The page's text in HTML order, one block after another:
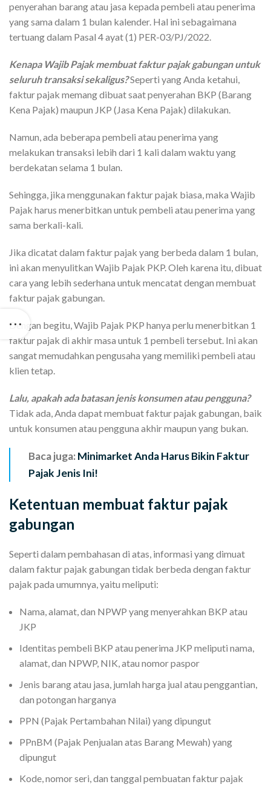
penyerahan barang atau jasa kepada pembeli atau penerima
yang sama dalam 1 bulan kalender. Hal ini sebagaimana
tertuang dalam Pasal 4 ayat (1) PER-03/PJ/2022.
Kenapa Wajib Pajak membuat faktur pajak gabungan untuk
seluruh transaksi sekaligus?Seperti yang Anda ketahui,
faktur pajak memang dibuat saat penyerahan BKP (Barang
Kena Pajak) maupun JKP (Jasa Kena Pajak) dilakukan.
Namun, ada beberapa pembeli atau penerima yang
melakukan transaksi lebih dari 1 kali dalam waktu yang
berdekatan selama 1 bulan.
Sehingga, jika menggunakan faktur pajak biasa, maka Wajib
Pajak harus menerbitkan untuk pembeli atau penerima yang
sama berkali-kali.
Jika dicatat dalam faktur pajak yang berbeda dalam 1 bulan,
ini akan menyulitkan Wajib Pajak PKP. Oleh karena itu, dibuat
cara yang lebih sederhana untuk mencatat dengan membuat
faktur pajak gabungan.
Dengan begitu, Wajib Pajak PKP hanya perlu menerbitkan 1
faktur pajak di akhir masa untuk 1 pembeli tersebut. Ini akan
sangat memudahkan pengusaha yang memiliki pembeli atau
klien tetap.
Lalu, apakah ada batasan jenis konsumen atau pengguna?
Tidak ada, Anda dapat membuat faktur pajak gabungan, baik
untuk konsumen atau pengguna akhir maupun yang bukan.
Baca juga:Minimarket Anda Harus Bikin Faktur
Pajak Jenis Ini!
Ketentuan membuat faktur pajak
gabungan
Seperti dalam pembahasan di atas, informasi yang dimuat
dalam faktur pajak gabungan tidak berbeda dengan faktur
pajak pada umumnya, yaitu meliputi:
Nama, alamat, dan NPWP yang menyerahkan BKP atau
JKP
Identitas pembeli BKP atau penerima JKP meliputi nama,
alamat, dan NPWP, NIK, atau nomor paspor
Jenis barang atau jasa, jumlah harga jual atau penggantian,
dan potongan harganya
PPN (Pajak Pertambahan Nilai) yang dipungut
PPnBM (Pajak Penjualan atas Barang Mewah) yang
dipungut
Kode, nomor seri, dan tanggal pembuatan faktur pajak